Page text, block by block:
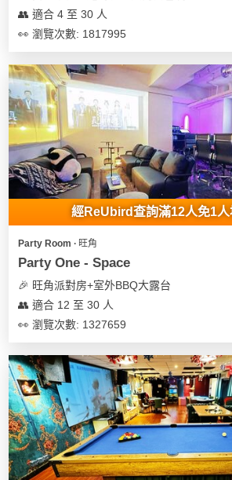
👥 適合 4 至 30 人
👀 瀏覽次數: 1817995
經ReUbird查詢滿12人免1人
Party Room ∙ 旺角
Party One - Space
🎉 旺角派對房+室外BBQ大露台
👥 適合 12 至 30 人
👀 瀏覽次數: 1327659